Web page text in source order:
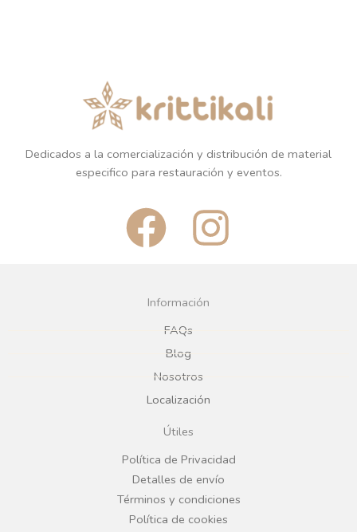
Dedicados a la comercialización y distribución de material
especifico para restauración y eventos.
F
a
c
e
b
o
o
k
I
n
g
r
a
Información
FAQs
Blog
Nosotros
Localización
Útiles
Política de Privacidad
Detalles de envío
Términos y condiciones
Política de cookies